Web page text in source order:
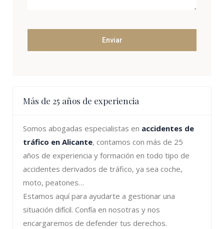
Más de 25 años de experiencia
Somos abogadas especialistas en accidentes de
tráfico en Alicante, contamos con más de 25
años de experiencia y formación en todo tipo de
accidentes derivados de tráfico, ya sea coche,
moto, peatones…
Estamos aquí para ayudarte a gestionar una
situación difícil. Confía en nosotras y nos
encargaremos de defender tus derechos.